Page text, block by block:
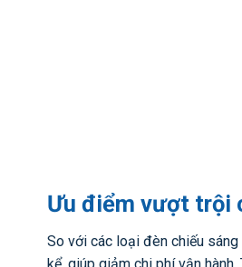
Ưu điểm vượt trội
So với các loại đèn chiếu